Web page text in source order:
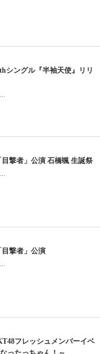
シングル『半袖天使』リリ
撃者」公演 石橋颯 生誕祭
目撃者」公演
フレッシュメンバーイベ